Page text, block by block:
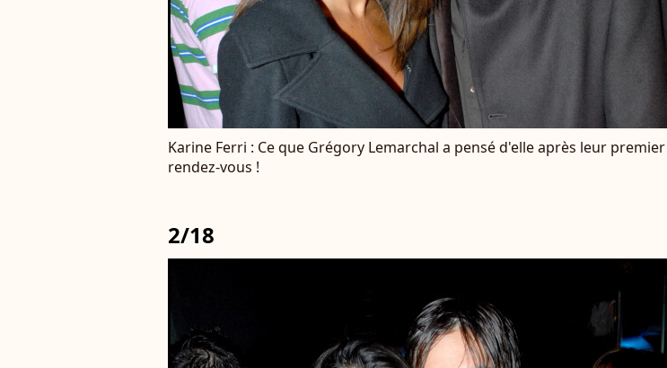
Karine Ferri : Ce que Grégory Lemarchal a pensé d'elle après leur premier
rendez-vous !
2/18